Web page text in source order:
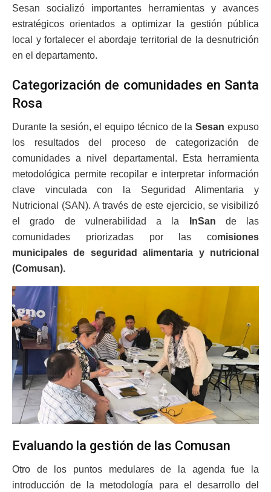
Sesan socializó importantes herramientas y avances
estratégicos orientados a optimizar la gestión pública
local y fortalecer el abordaje territorial de la desnutrición
en el departamento.
Categorización de comunidades en Santa
Rosa
Durante la sesión, el equipo técnico de la Sesan expuso
los resultados del proceso de categorización de
comunidades a nivel departamental. Esta herramienta
metodológica permite recopilar e interpretar información
clave vinculada con la Seguridad Alimentaria y
Nutricional (SAN). A través de este ejercicio, se visibilizó
el grado de vulnerabilidad a la
InSan de las
comunidades priorizadas por las comisiones
municipales de seguridad alimentaria y nutricional
(Comusan).
Evaluando la gestión de las Comusan
Otro de los puntos medulares de la agenda fue la
introducción de la metodología para el desarrollo del